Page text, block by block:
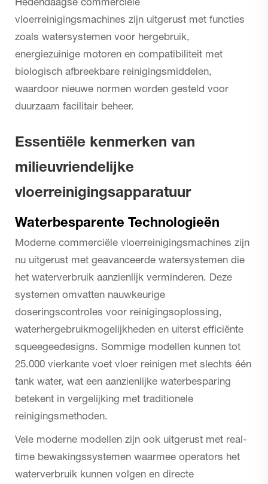
Hedendaagse commerciële
vloerreinigingsmachines zijn uitgerust met functies
zoals watersystemen voor hergebruik,
energiezuinige motoren en compatibiliteit met
biologisch afbreekbare reinigingsmiddelen,
waardoor nieuwe normen worden gesteld voor
duurzaam facilitair beheer.
Essentiële kenmerken van
milieuvriendelijke
vloerreinigingsapparatuur
Waterbesparente Technologieën
Moderne commerciële vloerreinigingsmachines zijn
nu uitgerust met geavanceerde watersystemen die
het waterverbruik aanzienlijk verminderen. Deze
systemen omvatten nauwkeurige
doseringscontroles voor reinigingsoplossing,
waterhergebruikmogelijkheden en uiterst efficiënte
squeegeedesigns. Sommige modellen kunnen tot
25.000 vierkante voet vloer reinigen met slechts één
tank water, wat een aanzienlijke waterbesparing
betekent in vergelijking met traditionele
reinigingsmethoden.
Vele moderne modellen zijn ook uitgerust met real-
time bewakingssystemen waarmee operators het
waterverbruik kunnen volgen en directe